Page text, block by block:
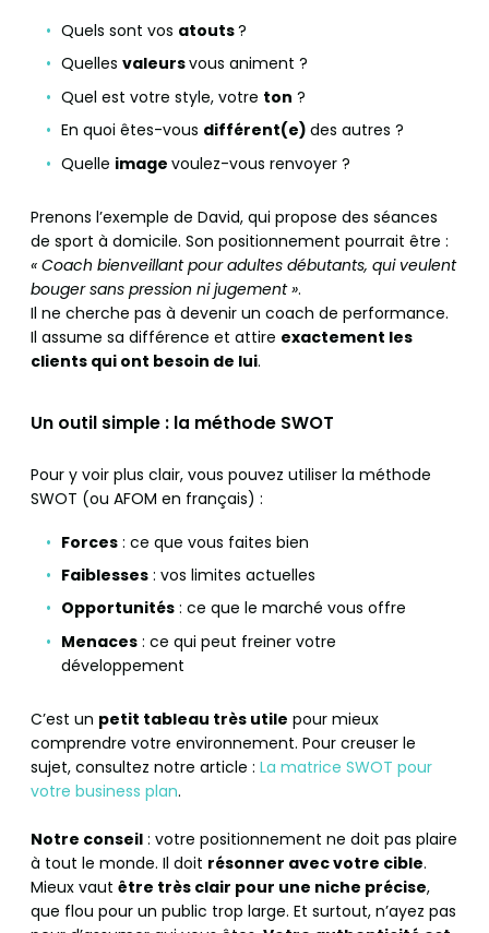
Quels sont vos atouts?
Quelles valeursvous animent ?
Quel est votre style, votre ton ?
En quoi êtes-vous différent(e) des autres ?
Quelle image voulez-vous renvoyer ?
Prenons l’exemple de David, qui propose des séances
de sport à domicile. Son positionnement pourrait être :
« Coach bienveillant pour adultes débutants, qui veulent
bouger sans pression ni jugement ».
Il ne cherche pas à devenir un coach de performance.
Il assume sa différence et attire exactement les
clients qui ont besoin de lui.
Un outil simple : la méthode SWOT
Pour y voir plus clair, vous pouvez utiliser la méthode
SWOT (ou AFOM en français) :
Forces : ce que vous faites bien
Faiblesses : vos limites actuelles
Opportunités : ce que le marché vous offre
Menaces : ce qui peut freiner votre
développement
C’est un petit tableau très utile pour mieux
comprendre votre environnement. Pour creuser le
sujet, consultez notre article : La matrice SWOT pour
votre business plan.
Notre conseil : votre positionnement ne doit pas plaire
à tout le monde. Il doit résonner avec votre cible.
Mieux vaut être très clair pour une niche précise,
que flou pour un public trop large. Et surtout, n’ayez pas